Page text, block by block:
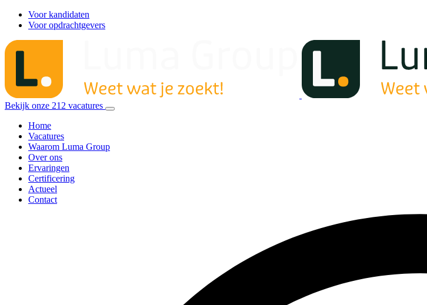
Voor kandidaten
Voor opdrachtgevers
Bekijk onze 212 vacatures
Home
Vacatures
Waarom Luma Group
Over ons
Ervaringen
Certificering
Actueel
Contact